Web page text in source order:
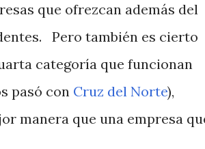
que ofrezcan además del
Pero también es cierto
categoría que funcionan
pasó con Cruz del Norte),
manera que una empresa